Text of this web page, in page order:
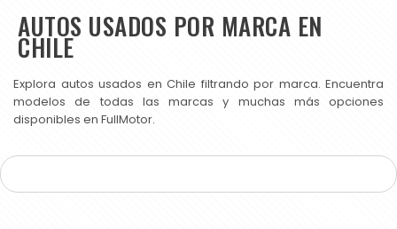
AUTOS USADOS POR MARCA EN
CHILE
Explora autos usados en Chile filtrando por marca. Encuentra
modelos de todas las marcas y muchas más opciones
disponibles en FullMotor.